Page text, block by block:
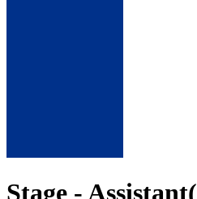
Stage -